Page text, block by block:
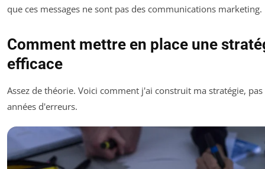
que ces messages ne sont pas des communications marketing.
Comment mettre en place une
efficace
Assez de théorie. Voici comment j'ai construit ma stratégie, pas
années d'erreurs.